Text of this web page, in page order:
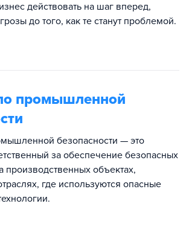
действовать на шаг вперед,
до того, как те станут проблемой.
промышленной
безопасности — это
за обеспечение безопасных
производственных объектах,
где используются опасные